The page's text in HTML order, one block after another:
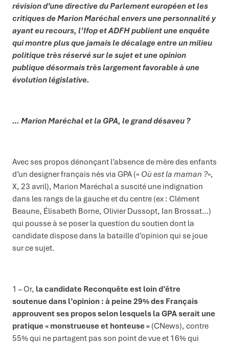
révision d’une directive du Parlement européen et les
critiques de Marion Maréchal envers une personnalité y
ayant eu recours, l’Ifop et ADFH publient une enquête
qui montre plus que jamais le décalage entre un milieu
politique très réservé sur le sujet et une opinion
publique désormais très largement favorable à une
évolution législative.
… Marion Maréchal et la GPA, le grand désaveu ?
Avec ses propos dénonçant l’absence de mère des enfants
d’un designer français nés via GPA (« Où est la maman ?»,
X, 23 avril), Marion Maréchal a suscité une indignation
dans les rangs de la gauche et du centre (ex : Clément
Beaune, Élisabeth Borne, Olivier Dussopt, Ian Brossat…)
qui pousse à se poser la question du soutien dont la
candidate dispose dans la bataille d’opinion qui se joue
sur ce sujet.
1 – Or, la candidate Reconquête est loin d’être
soutenue dans l’opinion : à peine 29% des Français
approuvent ses propos selon lesquels la GPA serait une
pratique « monstrueuse et honteuse » (CNews), contre
55% qui ne partagent pas son point de vue et 16% qui